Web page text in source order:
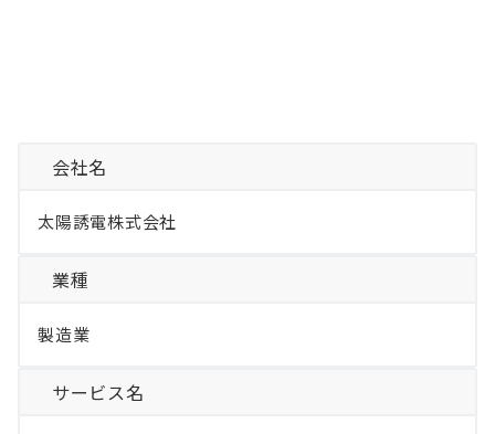
会社名
太陽誘電株式会社
業種
製造業
サービス名